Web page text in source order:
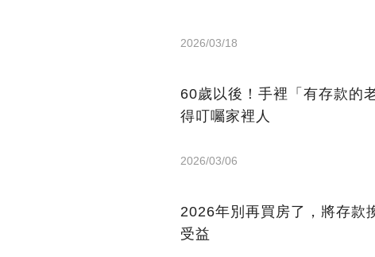
2026/03/18
60歲以後！手裡「有存款的
得叮囑家裡人
2026/03/06
2026年別再買房了，將存款
受益